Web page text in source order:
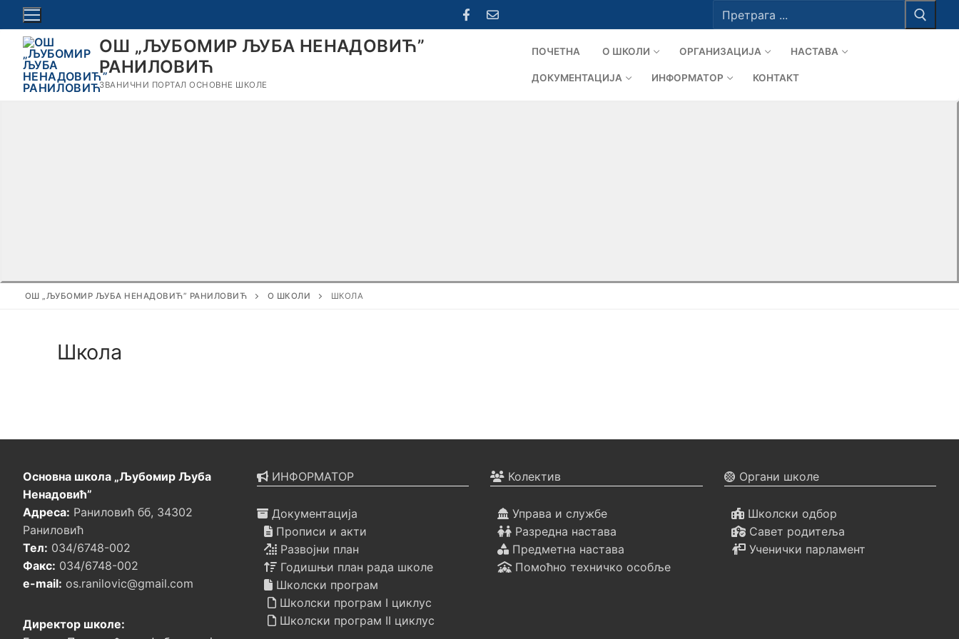
Прескочи
до
садржаја
за:
ОШ „ЉУБОМИР ЉУБА НЕНАДОВИЋ”
РАНИЛОВИЋ
ЗВАНИЧНИ ПОРТАЛ ОСНОВНЕ ШКОЛЕ
ПОЧЕТНА О ШКОЛИ ОРГАНИЗАЦИЈА НАСТАВА
ДОКУМЕНТАЦИЈА ИНФОРМАТОР КОНТАКТ
ОШ „ЉУБОМИР ЉУБА НЕНАДОВИЋ” РАНИЛОВИЋ О ШКОЛИ ШКОЛА
Школа
Основна школа „Љубомир Љуба
Ненадовић”
Адреса: Раниловић бб, 34302
Раниловић
Тел: 034/6748-002
Факс: 034/6748-002
e-mail: os.ranilovic@gmail.com
Директор школе:
ИНФОРМАТОР
Документација
Прописи и акти
Развојни план
Годишњи план рада школе
Школски програм
Школски програм I циклус
Школски програм II циклус
Колектив
Управа и службе
Разредна настава
Предметна настава
Помоћно техничко особље
Органи школе
Школски одбор
Савет родитеља
Ученички парламент